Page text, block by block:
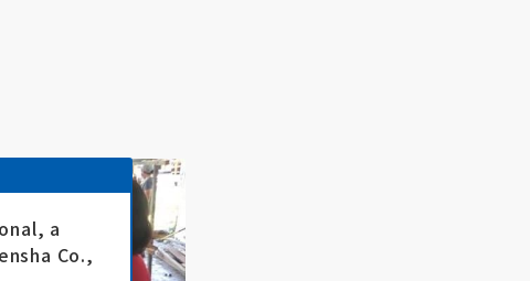
a
Co.,